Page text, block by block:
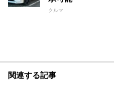
クルマ
関連する記事